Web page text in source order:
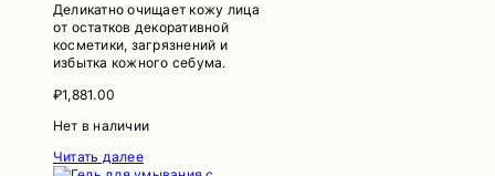
Деликатно очищает кожу лица
от остатков декоративной
косметики, загрязнений и
избытка кожного себума.
₽1,881.00
Нет в наличии
Читать далее